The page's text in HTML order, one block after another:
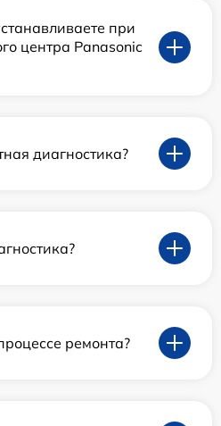
при
центра Panasonic
диагностика?
ремонта?